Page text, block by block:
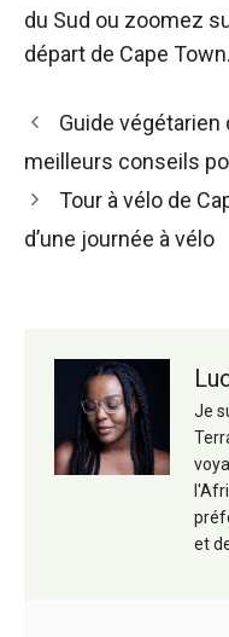
du Sud ou zoomez
départ de Cape Town.
Navigation
des
Guide
meilleurs conseils
Tour à vélo de
d’une journée à vélo
Je
et